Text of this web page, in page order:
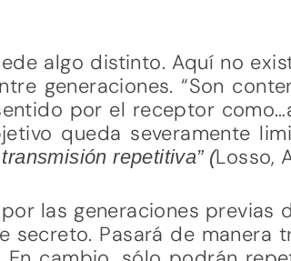
algo distinto. Aquí no
generaciones. “Son
por el receptor
queda severamente
transmisión repetitiva” (Losso,
las generaciones previas
Pasará de manera